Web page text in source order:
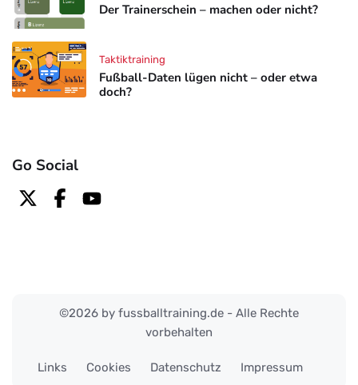
Der Trainerschein – machen oder nicht?
Fußball-Daten lügen nicht – oder etwa
doch?
Taktiktraining
Go Social
©2026 by fussballtraining.de - Alle Rechte
vorbehalten
Links Cookies Datenschutz Impressum